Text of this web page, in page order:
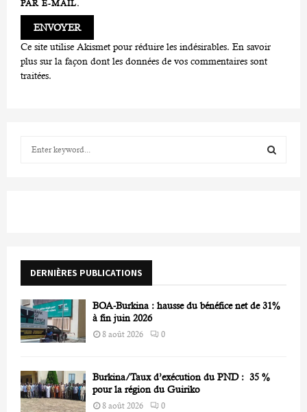
PAR E-MAIL.
Ce site utilise Akismet pour réduire les indésirables. En savoir
plus sur la façon dont les données de vos commentaires sont
traitées.
r
DERNIÈRES PUBLICATIONS
BOA-Burkina : hausse du bénéfice net de 31%
à fin juin 2026
8 août 2026 0
Burkina/Taux d’exécution du PND : 35 %
pour la région du Guiriko
8 août 2026 0